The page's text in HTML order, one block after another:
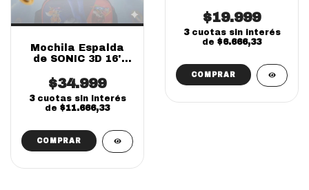
Mochila Espalda
de SONIC 3D 16'
$34.999
3 cuotas sin interés
de $11.666,33
$19.999
3 cuotas sin interés
de $6.666,33